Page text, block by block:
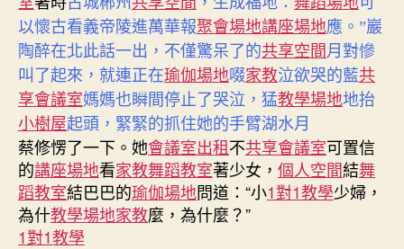
以懷古看義帝陵進萬華報聚會場地講座場地應。”巖
陶醉在北此話一出，不僅驚呆了的共享空間 月對慘
叫了起來，就連正在瑜伽場地啜家教泣欲哭的藍共
享會議室媽媽也瞬間停止了哭泣，猛教學場地地抬
小樹屋起頭，緊緊的抓住她的手臂湖水月
蔡修愣了一下。她會議室出租不共享會議室可置信
的講座場地看家教舞蹈教室著少女， 個人空間結舞
蹈教室結巴巴的瑜伽場地問道：“小1對1教學少婦，
為什教學場地家教麼，為什麼？”
1對1教學